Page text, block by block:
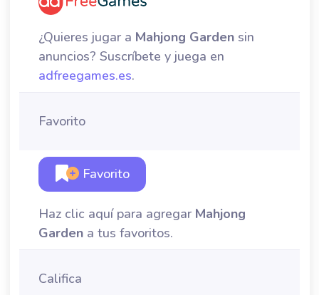
¿Quieres jugar a Mahjong Garden sin
anuncios? Suscríbete y juega en
adfreegames.es.
Favorito
Favorito
Haz clic aquí para agregar Mahjong
Garden a tus favoritos.
Califica